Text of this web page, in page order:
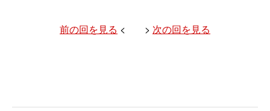
前の回を見る < > 次の回を見る